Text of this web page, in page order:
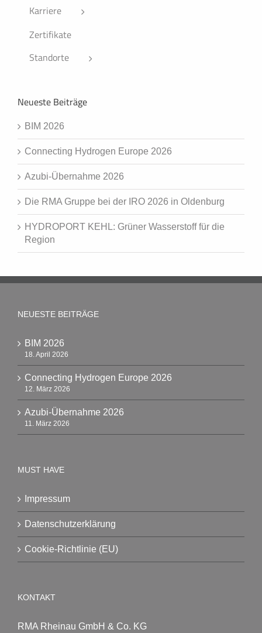
Karriere
Zertifikate
Standorte
Neueste Beiträge
BIM 2026
Connecting Hydrogen Europe 2026
Azubi-Übernahme 2026
Die RMA Gruppe bei der IRO 2026 in Oldenburg
HYDROPORT KEHL: Grüner Wasserstoff für die
Region
NEUESTE BEITRÄGE
BIM 2026
18. April 2026
Connecting Hydrogen Europe 2026
12. März 2026
Azubi-Übernahme 2026
11. März 2026
MUST HAVE
Impressum
Datenschutzerklärung
Cookie-Richtlinie (EU)
KONTAKT
RMA Rheinau GmbH & Co. KG